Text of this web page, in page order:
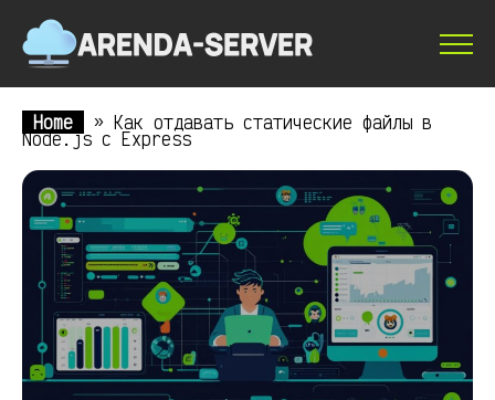
Home » Как отдавать статические файлы в
Node.js с Express